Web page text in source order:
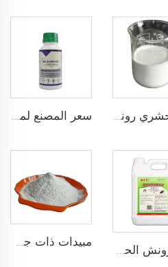
مبيد حشري رونش مبيعات ساخنة دلتاميثرين 5% EW لمكافحة الآفات سعر المصنع لمبيد الفطريات فلواسينام فلواسينام 50% SC للزراعة
مبيدات ذات جودة عالية مبيد حشري أزاميثيفوس 50%WP بسعر المصنع لمكافحة الآفات